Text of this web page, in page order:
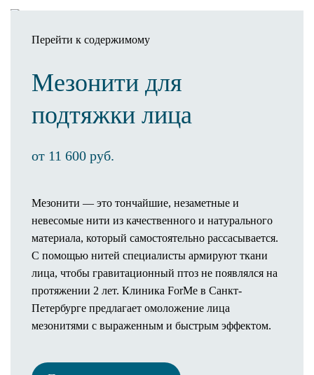
Перейти к содержимому
Записаться
Клиника
Оснащение клиники
Статьи
Отзывы
Операционный процесс
Пребывание в палате
Предоперационное обследование
Как проходит операция
Анестезия
Полезная информация
Онлайн оплата
Мезонити для
подтяжки лица
от 11 600 руб.
Мезонити — это тончайшие, незаметные и
невесомые нити из качественного и натурального
материала, который самостоятельно рассасывается.
С помощью нитей специалисты армируют ткани
лица, чтобы гравитационный птоз не появлялся на
протяжении 2 лет. Клиника ForMe в Санкт-
Петербурге предлагает омоложение лица
мезонитями с выраженным и быстрым эффектом.